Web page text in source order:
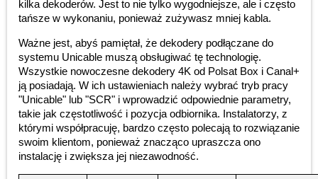
kilka dekoderów. Jest to nie tylko wygodniejsze, ale i często
tańsze w wykonaniu, ponieważ zużywasz mniej kabla.
Ważne jest, abyś pamiętał, że dekodery podłączane do
systemu Unicable muszą obsługiwać tę technologię.
Wszystkie nowoczesne dekodery 4K od Polsat Box i Canal+
ją posiadają. W ich ustawieniach należy wybrać tryb pracy
"Unicable" lub "SCR" i wprowadzić odpowiednie parametry,
takie jak częstotliwość i pozycja odbiornika. Instalatorzy, z
którymi współpracuję, bardzo często polecają to rozwiązanie
swoim klientom, ponieważ znacząco upraszcza ono
instalację i zwiększa jej niezawodność.